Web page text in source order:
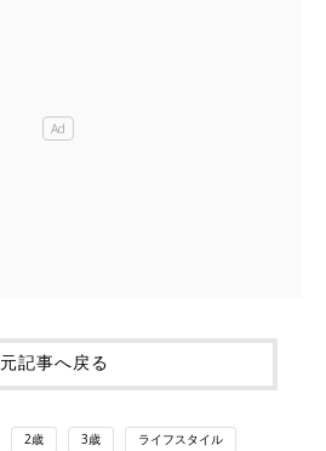
元記事へ戻る
2歳 3歳 ライフスタイル